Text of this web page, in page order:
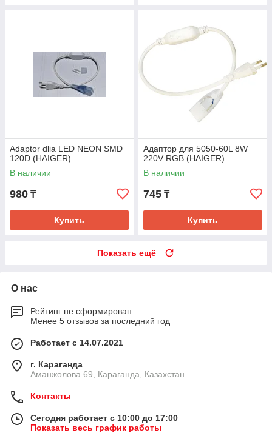
Adaptor dlia LED NEON SMD
120D (HAIGER)
В наличии
980 ₸
Купить
Адаптор для 5050-60L 8W
220V RGB (HAIGER)
В наличии
745 ₸
Купить
Показать ещё
О нас
Рейтинг не сформирован
Менее 5 отзывов за последний год
Работает с 14.07.2021
г. Караганда
Аманжолова 69, Караганда, Казахстан
Контакты
Сегодня работает с 10:00 до 17:00
Показать весь график работы